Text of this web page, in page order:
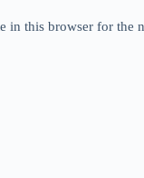
in this browser for the